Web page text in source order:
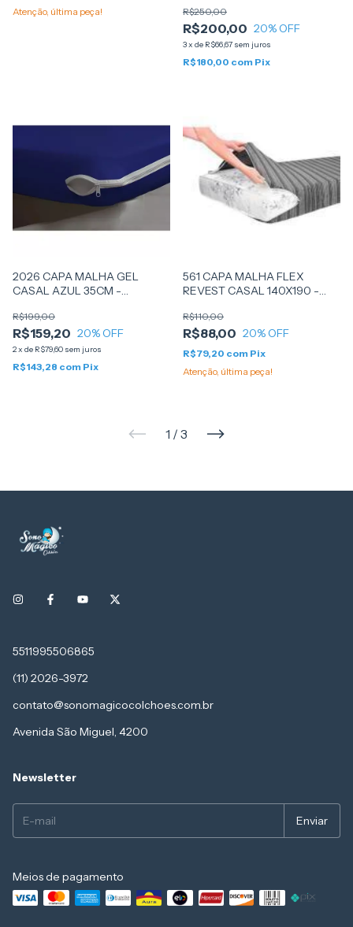
Atenção, última peça!
R$200,00
R$250,00
20% OFF
3x de R$66,67 sem juros
R$180,00 com Pix
2026 CAPA MALHA GEL
CASAL AZUL 35CM -
R$159,20
R$199,00
20% OFF
2x de R$79,60 sem juros
R$143,28 com Pix
561 CAPA MALHA FLEX
REVEST CASAL 140X190 -
R$88,00
R$110,00
20% OFF
R$79,20 com Pix
Atenção, última peça!
1 / 3
5511995506865
(11) 2026-3972
contato@sonomagicocolchoes.com.br
Avenida São Miguel, 4200
Newsletter
Meios de pagamento